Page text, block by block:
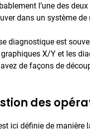
l’une des
dans un système de
diagnostique est
X/Y et les
de façons de
des
ici définie de